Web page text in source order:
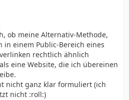
ob meine Alternativ-Methode,
in einem Public-Bereich eines
rechtlich ähnlich
eine Website, die ich übereinen
nicht ganz klar formuliert (ich
nicht :roll:)